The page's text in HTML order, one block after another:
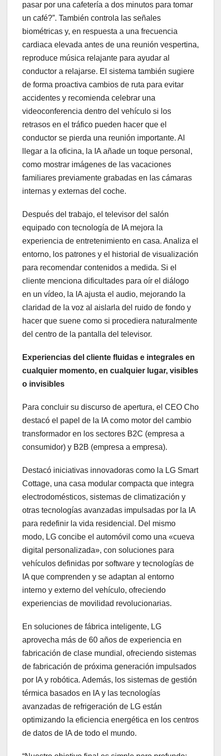
pasar por una cafetería a dos minutos para tomar
un café?”. También controla las señales
biométricas y, en respuesta a una frecuencia
cardiaca elevada antes de una reunión vespertina,
reproduce música relajante para ayudar al
conductor a relajarse. El sistema también sugiere
de forma proactiva cambios de ruta para evitar
accidentes y recomienda celebrar una
videoconferencia dentro del vehículo si los
retrasos en el tráfico pueden hacer que el
conductor se pierda una reunión importante. Al
llegar a la oficina, la IA añade un toque personal,
como mostrar imágenes de las vacaciones
familiares previamente grabadas en las cámaras
internas y externas del coche.
Después del trabajo, el televisor del salón
equipado con tecnología de IA mejora la
experiencia de entretenimiento en casa. Analiza el
entorno, los patrones y el historial de visualización
para recomendar contenidos a medida. Si el
cliente menciona dificultades para oír el diálogo
en un vídeo, la IA ajusta el audio, mejorando la
claridad de la voz al aislarla del ruido de fondo y
hacer que suene como si procediera naturalmente
del centro de la pantalla del televisor.
Experiencias del cliente fluidas e integrales en
cualquier momento, en cualquier lugar, visibles
o invisibles
Para concluir su discurso de apertura, el CEO Cho
destacó el papel de la IA como motor del cambio
transformador en los sectores B2C (empresa a
consumidor) y B2B (empresa a empresa).
Destacó iniciativas innovadoras como la LG Smart
Cottage, una casa modular compacta que integra
electrodomésticos, sistemas de climatización y
otras tecnologías avanzadas impulsadas por la IA
para redefinir la vida residencial. Del mismo
modo, LG concibe el automóvil como una «cueva
digital personalizada», con soluciones para
vehículos definidas por software y tecnologías de
IA que comprenden y se adaptan al entorno
interno y externo del vehículo, ofreciendo
experiencias de movilidad revolucionarias.
En soluciones de fábrica inteligente, LG
aprovecha más de 60 años de experiencia en
fabricación de clase mundial, ofreciendo sistemas
de fabricación de próxima generación impulsados
por IA y robótica. Además, los sistemas de gestión
térmica basados en IA y las tecnologías
avanzadas de refrigeración de LG están
optimizando la eficiencia energética en los centros
de datos de IA de todo el mundo.